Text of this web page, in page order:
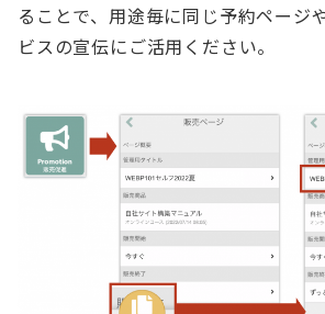
ることで、用途毎に同じ予約ページ
ビスの宣伝にご活用ください。